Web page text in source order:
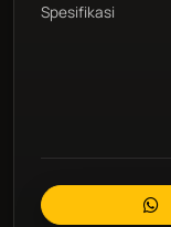
Spesifikasi